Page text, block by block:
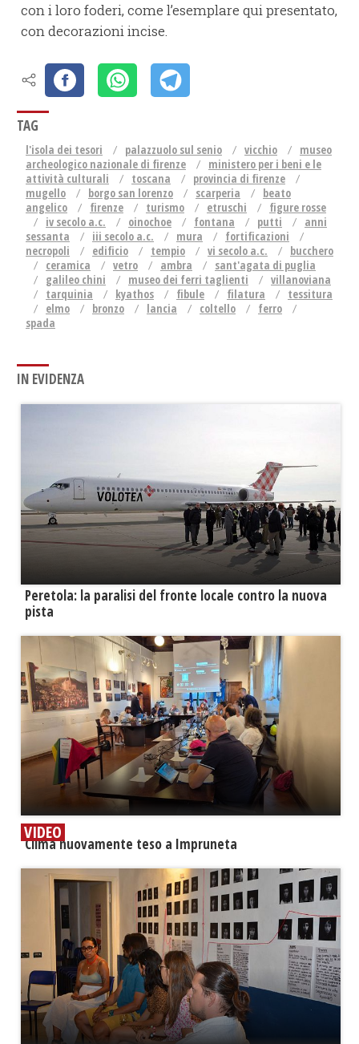
con i loro foderi, come l’esemplare qui presentato,
con decorazioni incise.
TAG
l'isola dei tesori palazzuolo sul senio vicchio
museo
archeologico nazionale di firenze
ministero per i beni e le
attività culturali
toscana
provincia di firenze
mugello
borgo san lorenzo scarperia
beato
angelico
firenze turismo etruschi
figure rosse
iv secolo a.c.
oinochoe fontana putti
anni
sessanta
iii secolo a.c. mura
fortificazioni
necropoli
edificio tempio vi secolo a.c.
bucchero
ceramica
vetro ambra
sant'agata di puglia
galileo chini
museo dei ferri taglienti
villanoviana
tarquinia
kyathos fibule filatura
tessitura
elmo
bronzo lancia coltello
ferro
spada
IN EVIDENZA
Peretola: la paralisi del fronte locale contro la nuova
pista
VIDEO
​Clima nuovamente teso a Impruneta